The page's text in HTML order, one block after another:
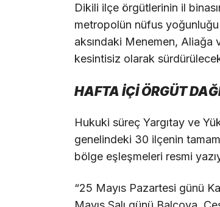
Dikili ilçe örgütlerinin il
metropolün nüfus
aksındaki Menemen, Aliağa
kesintisiz olarak
HAFTA İÇİ ÖRGÜT
Hukuki süreç Yargıtay ve
genelindeki 30 ilçenin
bölge eşleşmeleri resmi
“25 Mayıs Pazartesi günü